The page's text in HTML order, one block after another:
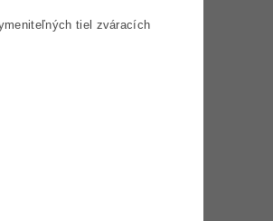
tiel zváracích